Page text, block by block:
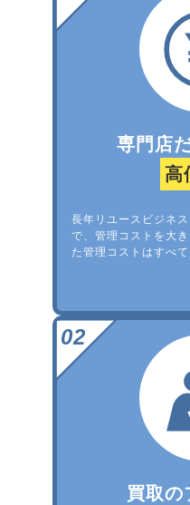
専門店
高
長年リユースビジネ
で、管理コストを大
た管理コストはすべ
買取の